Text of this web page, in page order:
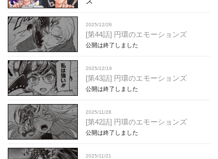
2025/12/26
[第44話] 円環のエモーションズ
公開は終了しました
2025/12/19
[第43話] 円環のエモーションズ
公開は終了しました
2025/11/28
[第42話] 円環のエモーションズ
公開は終了しました
2025/11/21